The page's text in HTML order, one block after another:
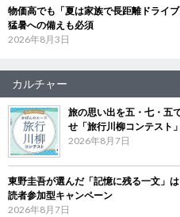
物価高でも「夏は家族で長距離ドライ
猛暑への備えも必須
2026年8月3日
カルチャー
旅の思い出を五・七・五
せ「旅行川柳コンテスト
2026年8月7日
東野圭吾が選んだ「記憶に残る一文」
読者参加型キャンペーン
2026年8月7日